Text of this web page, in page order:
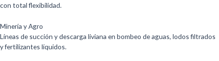
con total flexibilidad.
Minería y Agro
Líneas de succión y descarga liviana en bombeo de aguas, lodos filtrados
y fertilizantes líquidos.